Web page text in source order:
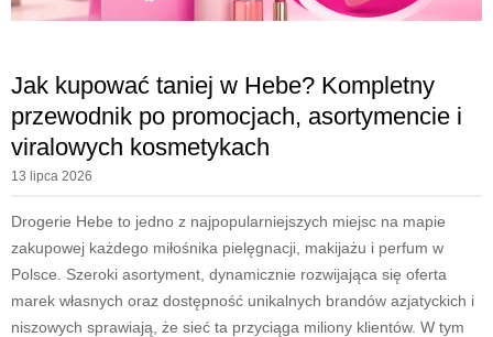
Jak kupować taniej w Hebe? Kompletny
przewodnik po promocjach, asortymencie i
viralowych kosmetykach
13 lipca 2026
Drogerie Hebe to jedno z najpopularniejszych miejsc na mapie
zakupowej każdego miłośnika pielęgnacji, makijażu i perfum w
Polsce. Szeroki asortyment, dynamicznie rozwijająca się oferta
marek własnych oraz dostępność unikalnych brandów azjatyckich i
niszowych sprawiają, że sieć ta przyciąga miliony klientów. W tym